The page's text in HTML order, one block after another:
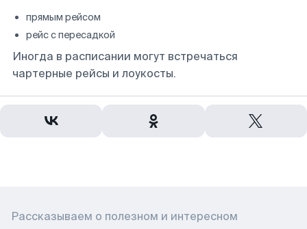
прямым рейсом
рейс с пересадкой
Иногда в расписании могут встречаться
чартерные рейсы и лоукосты.
Рассказываем о полезном и интересном